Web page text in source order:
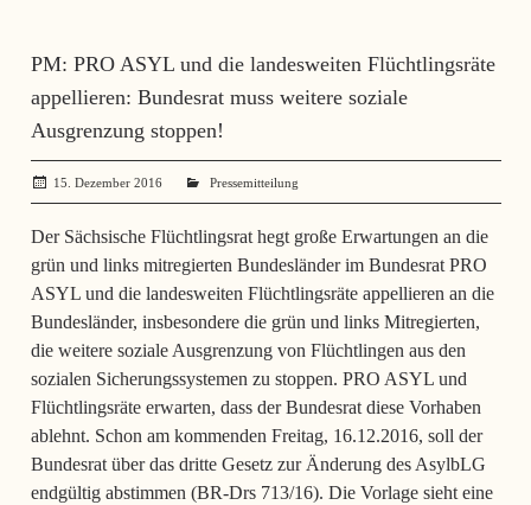
PM: PRO ASYL und die landesweiten Flüchtlingsräte
appellieren: Bundesrat muss weitere soziale
Ausgrenzung stoppen!
15. Dezember 2016 administrator
Pressemitteilung
Der Sächsische Flüchtlingsrat hegt große Erwartungen an die
grün und links mitregierten Bundesländer im Bundesrat PRO
ASYL und die landesweiten Flüchtlingsräte appellieren an die
Bundesländer, insbesondere die grün und links Mitregierten,
die weitere soziale Ausgrenzung von Flüchtlingen aus den
sozialen Sicherungssystemen zu stoppen. PRO ASYL und
Flüchtlingsräte erwarten, dass der Bundesrat diese Vorhaben
ablehnt. Schon am kommenden Freitag, 16.12.2016, soll der
Bundesrat über das dritte Gesetz zur Änderung des AsylbLG
endgültig abstimmen (BR-Drs 713/16). Die Vorlage sieht eine